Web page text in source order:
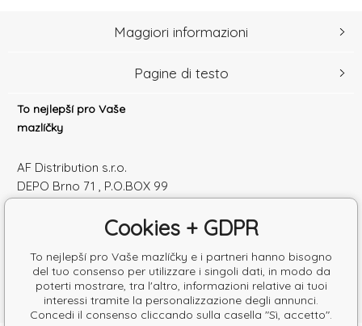
To nejlepší pro Vaše
mazlíčky
AF Distribution s.r.o.
DEPO Brno 71 , P.O.BOX 99
Česká republika
Partita IVA: SK2120864328
Maggiori informazioni
Pagine di testo
Cookies + GDPR
To nejlepší pro Vaše mazlíčky e i partneri hanno bisogno
del tuo consenso per utilizzare i singoli dati, in modo da
poterti mostrare, tra l'altro, informazioni relative ai tuoi
interessi tramite la personalizzazione degli annunci.
Concedi il consenso cliccando sulla casella "Sì, accetto".